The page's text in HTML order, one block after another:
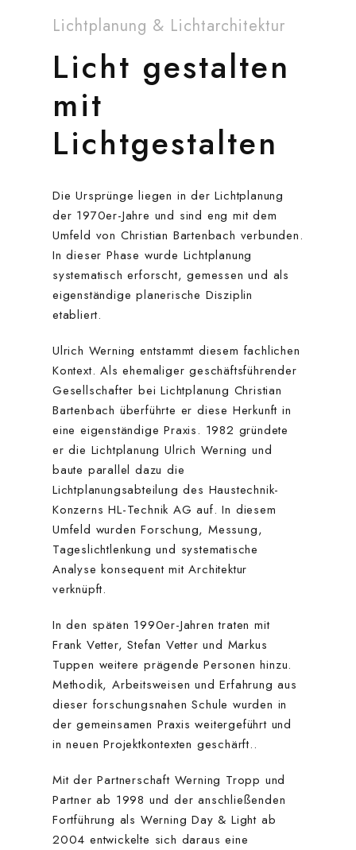
Lichtplanung & Lichtarchitektur
Licht gestalten
mit
Lichtgestalten
Die Ursprünge liegen in der Lichtplanung
der 1970er-Jahre und sind eng mit dem
Umfeld von Christian Bartenbach verbunden.
In dieser Phase wurde Lichtplanung
systematisch erforscht, gemessen und als
eigenständige planerische Disziplin
etabliert.
Ulrich Werning entstammt diesem fachlichen
Kontext. Als ehemaliger geschäftsführender
Gesellschafter bei Lichtplanung Christian
Bartenbach überführte er diese Herkunft in
eine eigenständige Praxis. 1982 gründete
er die Lichtplanung Ulrich Werning und
baute parallel dazu die
Lichtplanungsabteilung des Haustechnik-
Konzerns HL-Technik AG auf. In diesem
Umfeld wurden Forschung, Messung,
Tageslichtlenkung und systematische
Analyse konsequent mit Architektur
verknüpft.
In den späten 1990er-Jahren traten mit
Frank Vetter, Stefan Vetter und Markus
Tuppen weitere prägende Personen hinzu.
Methodik, Arbeitsweisen und Erfahrung aus
dieser forschungsnahen Schule wurden in
der gemeinsamen Praxis weitergeführt und
in neuen Projektkontexten geschärft..
Mit der Partnerschaft Werning Tropp und
Partner ab 1998 und der anschließenden
Fortführung als Werning Day & Light ab
2004 entwickelte sich daraus eine